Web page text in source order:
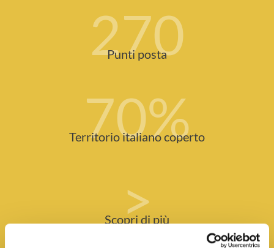
270
Punti posta
70%
Territorio italiano coperto
>
Scopri di più